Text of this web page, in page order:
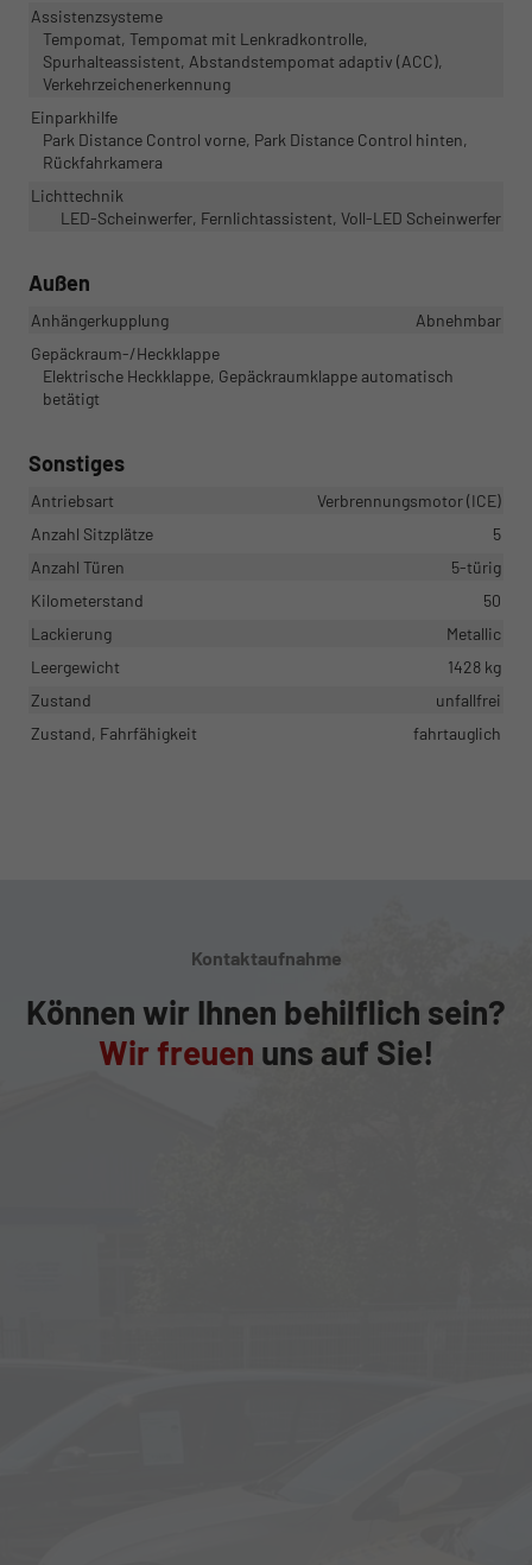
Assistenzsysteme
Tempomat, Tempomat mit Lenkradkontrolle,
Spurhalteassistent, Abstandstempomat adaptiv (ACC),
Verkehrzeichenerkennung
Einparkhilfe
Park Distance Control vorne, Park Distance Control hinten,
Rückfahrkamera
Lichttechnik
LED-Scheinwerfer, Fernlichtassistent, Voll-LED Scheinwerfer
Außen
Anhängerkupplung
Abnehmbar
Gepäckraum-/Heckklappe
Elektrische Heckklappe, Gepäckraumklappe automatisch
betätigt
Sonstiges
Antriebsart
Verbrennungsmotor (ICE)
Anzahl Sitzplätze
5
Anzahl Türen
5-türig
Kilometerstand
50
Lackierung
Metallic
Leergewicht
1428 kg
Zustand
unfallfrei
Zustand, Fahrfähigkeit
fahrtauglich
Kontaktaufnahme
Können wir Ihnen behilflich sein?
Wir freuen uns auf Sie!